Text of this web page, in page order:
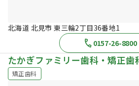
北海道 北見市 東三輪2丁目36番地1
0157-26-8800
たかぎファミリー歯科・矯正歯
矯正歯科